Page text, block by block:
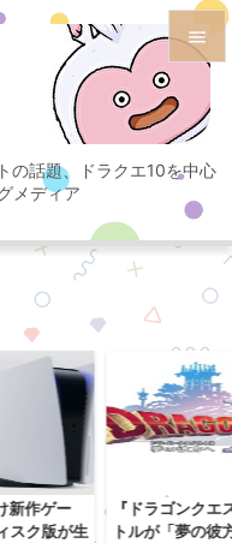
の話題、ドラクエ10を中心
メディア

メニュ

サイド

次へ
新作ゲー
スク版が生
『ドラゴンク
トルが「夢の彼